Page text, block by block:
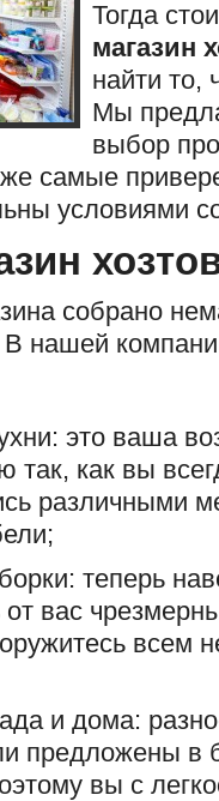
Тогда
магазин
найти то,
Мы
выбор
самые
условиями
собрано
нашей
это ваша
так, как вы
различными
теперь
от вас
всем
и дома:
предложены в
вы с